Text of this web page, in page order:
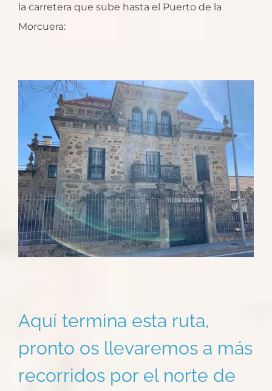
la carretera que sube hasta el Puerto de la
Morcuera:
Aquí termina esta ruta,
pronto os llevaremos a más
recorridos por el norte de